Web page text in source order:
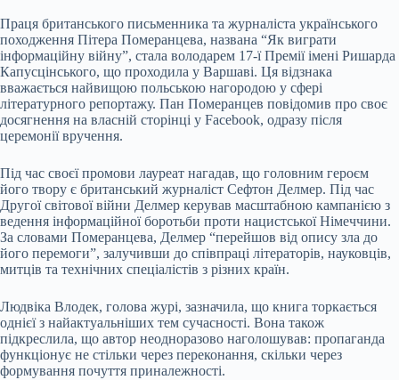
Праця британського письменника та журналіста українського
походження Пітера Померанцева, названа “Як виграти
інформаційну війну”, стала володарем 17-ї Премії імені Ришарда
Капусцінського, що проходила у Варшаві. Ця відзнака
вважається найвищою польською нагородою у сфері
літературного репортажу. Пан Померанцев повідомив про своє
досягнення на власній сторінці у Facebook, одразу після
церемонії вручення.
Під час своєї промови лауреат нагадав, що головним героєм
його твору є британський журналіст Сефтон Делмер. Під час
Другої світової війни Делмер керував масштабною кампанією з
ведення інформаційної боротьби проти нацистської Німеччини.
За словами Померанцева, Делмер “перейшов від опису зла до
його перемоги”, залучивши до співпраці літераторів, науковців,
митців та технічних спеціалістів з різних країн.
Людвіка Влодек, голова журі, зазначила, що книга торкається
однієї з найактуальніших тем сучасності. Вона також
підкреслила, що автор неодноразово наголошував: пропаганда
функціонує не стільки через переконання, скільки через
формування почуття приналежності.